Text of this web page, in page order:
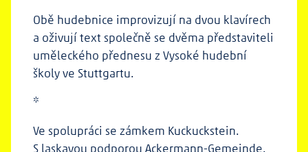
Obě hudebnice improvizují na dvou klavírech
a oživují text společně se dvěma představiteli
uměleckého přednesu z Vysoké hudební
školy ve Stuttgartu.
*
Ve spolupráci se zámkem Kuckuckstein.
S laskavou podporou Ackermann-Gemeinde.